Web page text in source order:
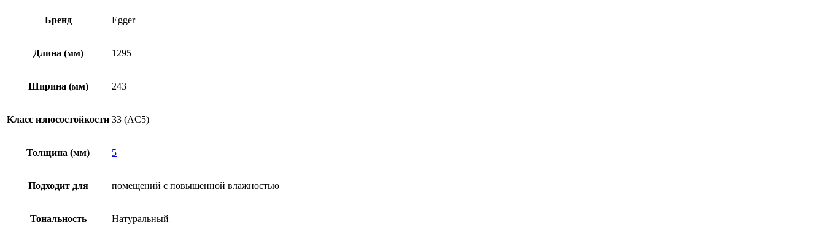
Бренд Egger
Длина (мм) 1295
Ширина (мм) 243
Класс износостойкости 33 (AC5)
Толщина (мм) 5
Подходит для помещений с повышенной влажностью
Тональность Натуральный